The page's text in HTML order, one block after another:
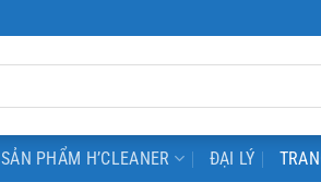
SẢN PHẨM H’CLEANER ĐẠI LÝ